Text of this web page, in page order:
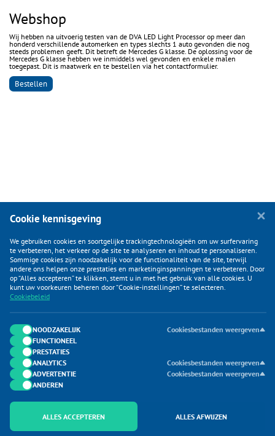
Webshop
Wij hebben na uitvoerig testen van de DVA LED Light Processor op meer dan
honderd verschillende automerken en types slechts 1 auto gevonden die nog
steeds problemen geeft. Dit betreft de Mercedes G klasse. De oplossing voor de
Mercedes G klasse hebben we inmiddels wel gevonden en enkele malen
toegepast. Dit is maatwerk en te bestellen via het contactformulier.
Bestellen
KLANTENSERVICE
CATEGORIEËN
DUIJVELAAR E-COMMERCE
CONTACTEN
Cookie kennisgeving
We gebruiken cookies en soortgelijke trackingtechnologieën om uw surfervaring
te verbeteren, het verkeer op de site te analyseren en inhoud te personaliseren.
Sommige cookies zijn noodzakelijk voor de functionaliteit van de site, terwijl
andere ons helpen onze prestaties en marketinginspanningen te verbeteren. Door
op “Alles accepteren” te klikken, stemt u in met het gebruik van alle cookies. U
kunt uw voorkeuren beheren door “Cookie-instellingen” te selecteren.
Cookiebeleid
NOODZAKELIJK
Cookiesbestanden weergeven
FUNCTIONEEL
PRESTATIES
ANALYTICS
Cookiesbestanden weergeven
ADVERTENTIE
Cookiesbestanden weergeven
ANDEREN
ALLES ACCEPTEREN ALLES AFWIJZEN